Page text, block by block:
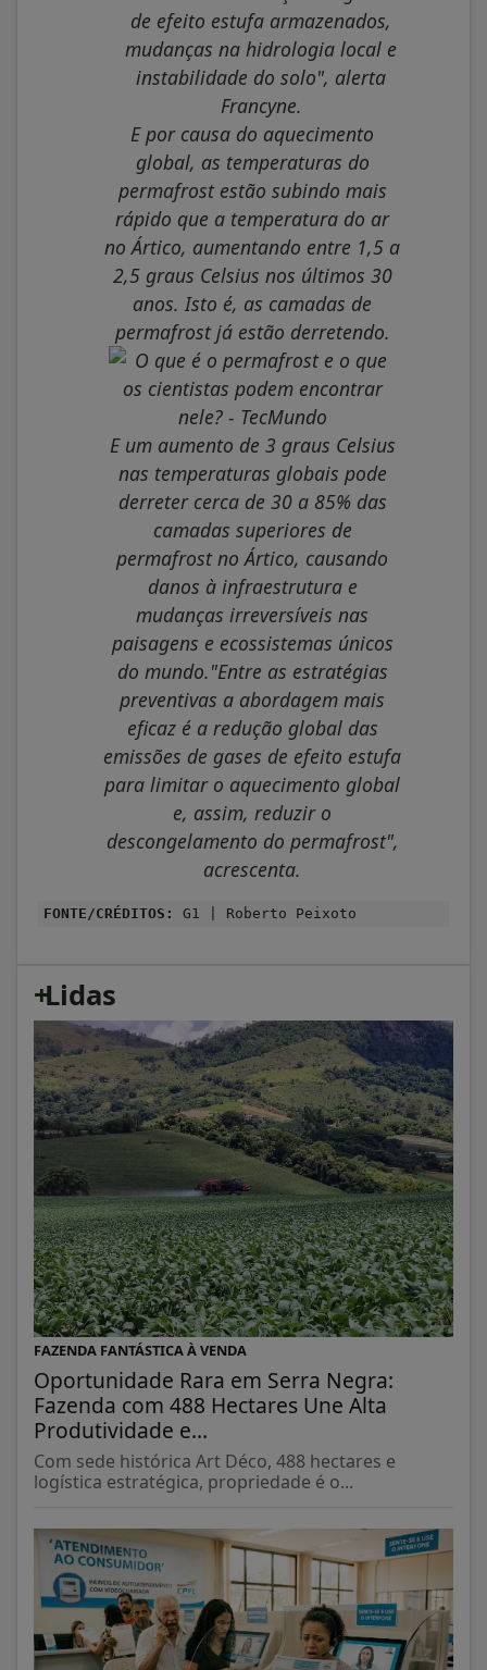
de efeito estufa armazenados,
mudanças na hidrologia local e
instabilidade do solo", alerta
Francyne.
E por causa do aquecimento
global, as temperaturas do
permafrost estão subindo mais
rápido que a temperatura do ar
no Ártico, aumentando entre 1,5 a
2,5 graus Celsius nos últimos 30
anos. Isto é, as camadas de
permafrost já estão derretendo.
E um aumento de 3 graus Celsius
nas temperaturas globais pode
derreter cerca de 30 a 85% das
camadas superiores de
permafrost no Ártico, causando
danos à infraestrutura e
mudanças irreversíveis nas
paisagens e ecossistemas únicos
do mundo."Entre as estratégias
preventivas a abordagem mais
eficaz é a redução global das
emissões de gases de efeito estufa
para limitar o aquecimento global
e, assim, reduzir o
descongelamento do permafrost",
acrescenta.
FONTE/CRÉDITOS: G1 | Roberto Peixoto
+
Lidas
FAZENDA FANTÁSTICA À VENDA
Oportunidade Rara em Serra Negra:
Fazenda com 488 Hectares Une Alta
Produtividade e...
Com sede histórica Art Déco, 488 hectares e
logística estratégica, propriedade é o...